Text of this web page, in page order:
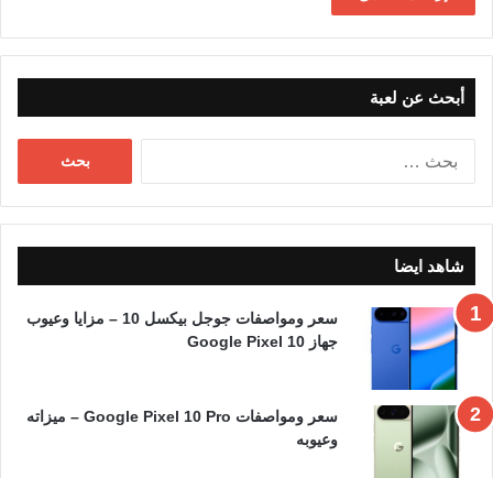
أبحث عن لعبة
شاهد ايضا
سعر ومواصفات جوجل بيكسل 10 – مزايا وعيوب
جهاز Google Pixel 10
سعر ومواصفات Google Pixel 10 Pro – ميزاته
وعيوبه